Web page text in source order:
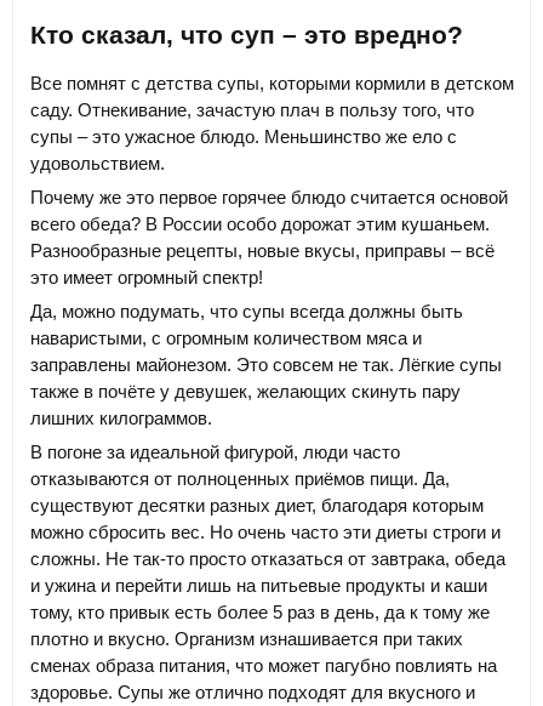
Кто сказал, что суп – это вредно?
Все помнят с детства супы, которыми кормили в детском
саду. Отнекивание, зачастую плач в пользу того, что
супы – это ужасное блюдо. Меньшинство же ело с
удовольствием.
Почему же это первое горячее блюдо считается основой
всего обеда? В России особо дорожат этим кушаньем.
Разнообразные рецепты, новые вкусы, приправы – всё
это имеет огромный спектр!
Да, можно подумать, что супы всегда должны быть
наваристыми, с огромным количеством мяса и
заправлены майонезом. Это совсем не так. Лёгкие супы
также в почёте у девушек, желающих скинуть пару
лишних килограммов.
В погоне за идеальной фигурой, люди часто
отказываются от полноценных приёмов пищи. Да,
существуют десятки разных диет, благодаря которым
можно сбросить вес. Но очень часто эти диеты строги и
сложны. Не так-то просто отказаться от завтрака, обеда
и ужина и перейти лишь на питьевые продукты и каши
тому, кто привык есть более 5 раз в день, да к тому же
плотно и вкусно. Организм изнашивается при таких
сменах образа питания, что может пагубно повлиять на
здоровье. Супы же отлично подходят для вкусного и